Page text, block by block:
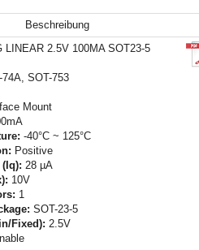
Beschreibung
LINEAR 2.5V 100MA SOT23-5
74A, SOT-753
Mount
-40°C ~ 125°C
Positive
28 µA
10V
1
SOT-23-5
Fixed): 2.5V